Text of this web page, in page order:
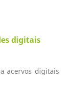
digitais
acervos digitais